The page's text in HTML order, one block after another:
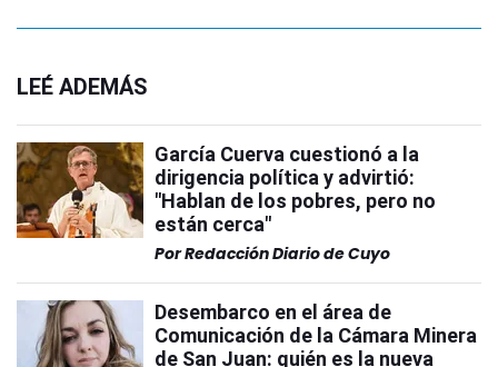
LEÉ ADEMÁS
García Cuerva cuestionó a la
dirigencia política y advirtió:
"Hablan de los pobres, pero no
están cerca"
PorRedacción Diario de Cuyo
Desembarco en el área de
Comunicación de la Cámara Minera
de San Juan: quién es la nueva